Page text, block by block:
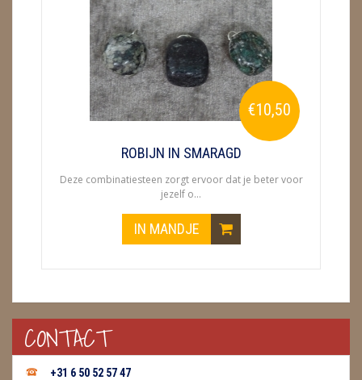
FENG SHUI
GEODE 'S / STANDAARDS
MASSAGE
METEORIETEN
€10,50
ROBIJN IN SMARAGD
Deze combinatiesteen zorgt ervoor dat je beter voor
jezelf o...
IN MANDJE
CONTACT
+31 6 50 52 57 47